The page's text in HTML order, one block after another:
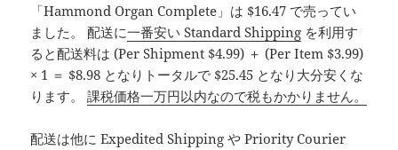
「Hammond Organ Complete」は $16.47 で売ってい
ました。 配送に一番安い Standard Shipping を利用す
ると配送料は (Per Shipment $4.99) ＋ (Per Item $3.99)
× 1 ＝ $8.98 となりトータルで $25.45 となり大分安くな
ります。課税価格一万円以内なので税もかかりません。
配送は他に Expedited Shipping や Priority Courier